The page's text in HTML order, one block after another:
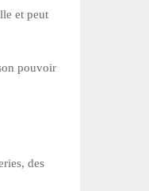
et peut
pouvoir
des